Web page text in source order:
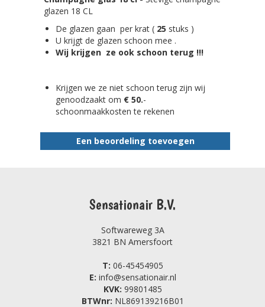
glazen 18 CL
De glazen gaan per krat ( 25 stuks )
U krijgt de glazen schoon mee .
Wij krijgen ze ook schoon terug !!!
Krijgen we ze niet schoon terug zijn wij
genoodzaakt om € 50.-
schoonmaakkosten te rekenen
Een beoordeling toevoegen
Sensationair B.V.
Softwareweg 3A
3821 BN Amersfoort
T: 06-45454905
E: info@sensationair.nl
KVK: 99801485
BTWnr: NL869139216B01